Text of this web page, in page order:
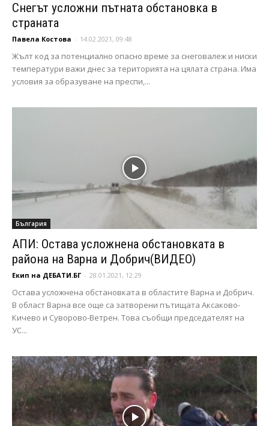
Снегът усложни пътната обстановка в
страната
Павела Костова - 14.02.2021, 09:48
Жълт код за потенциално опасно време за снеговалеж и ниски
температури важи днес за територията на цялата страна. Има
условия за образуване на преспи,...
България
АПИ: Остава усложнена обстановката в
района на Варна и Добрич(ВИДЕО)
Екип на ДЕБАТИ.БГ - 28.01.2021, 12:29
Остава усложнена обстановката в областите Варна и Добрич.
В област Варна все още са затворени пътищата Аксаково-
Кичево и Суворово-Ветрен. Това съобщи председателят на
УС...